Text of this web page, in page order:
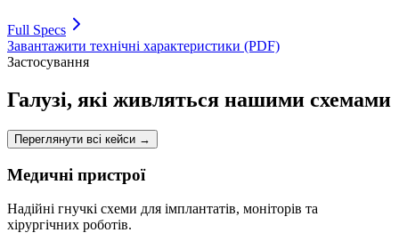
Full Specs
Завантажити технічні характеристики (PDF)
Застосування
Галузі, які живляться нашими схемами
Переглянути всі кейси →
Медичні пристрої
Надійні гнучкі схеми для імплантатів, моніторів та
хірургічних роботів.